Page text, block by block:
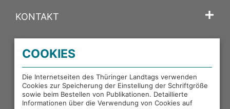
KONTAKT
PORTALE DES THÜRINGER LANDTAGS
EXTERNE LINKS
COOKIES
Die Internetseiten des Thüringer Landtags verwenden
Cookies zur Speicherung der Einstellung der Schriftgröße
sowie beim Bestellen von Publikationen. Detaillierte
Informationen über die Verwendung von Cookies auf